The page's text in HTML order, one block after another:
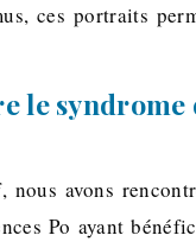
ces portraits
le syndrome
nous avons
Po ayant